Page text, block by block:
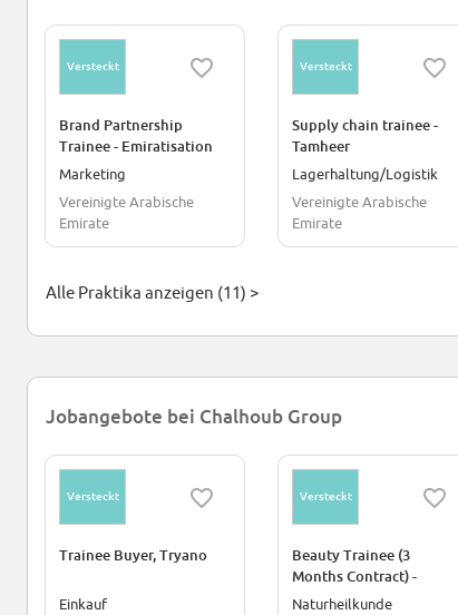
Versteckt
Brand Partnership
Trainee - Emiratisation
Marketing
Vereinigte Arabische
Emirate
Versteckt
Supply chain trainee -
Tamheer
Lagerhaltung/Logistik
Vereinigte Arabische
Emirate
Alle Praktika anzeigen (11) >
Jobangebote bei Chalhoub Group
Versteckt
Trainee Buyer, Tryano
Einkauf
Versteckt
Beauty Trainee (3
Months Contract) -
Givenchy
Naturheilkunde